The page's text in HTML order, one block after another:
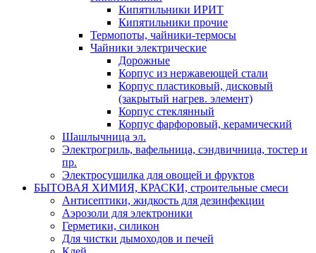
Кипятильники ИРИТ
Кипятильники прочие
Термопоты, чайники-термосы
Чайники электрические
Дорожные
Корпус из нержавеющей стали
Корпус пластиковый, дисковый
(закрытый нагрев. элемент)
Корпус стеклянный
Корпус фарфоровый, керамический
Шашлычница эл.
Электрогриль, вафельница, сэндвичница, тостер и
пр.
Электросушилка для овощей и фруктов
БЫТОВАЯ ХИМИЯ, КРАСКИ, строительные смеси
Антисептики, жидкость для дезинфекции
Аэрозоли для электроники
Герметики, силикон
Для чистки дымоходов и печей